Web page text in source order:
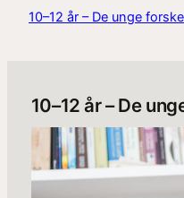
10–12 år – De unge
10–12 år – De